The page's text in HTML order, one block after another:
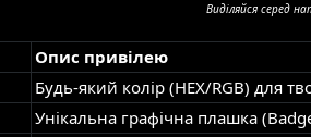
Виділяйся серед
Опис привілею
Будь-який колір (HEX/RGB) для
Унікальна графічна плашка